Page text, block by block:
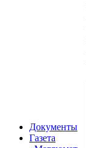
Документы
Газета